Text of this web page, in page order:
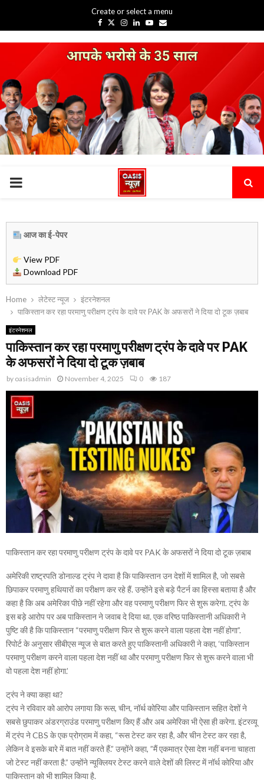
Create or select a menu
Facebook
TwitterInstagram
Linkedin
Youtube
Email
PRIMARY
Home लेटेस्ट न्यूज
इंटरनेशनल
पाकिस्तान कर रहा परमाणु परीक्षण ट्रंप के दावे पर PAK के अफसरों ने दिया दो टूक ज़बाब
इंटरनेशनल
पाकिस्तान कर रहा परमाणु परीक्षण ट्रंप के दावे पर PAK
के अफसरों ने दिया दो टूक ज़बाब
by oasisadmin November 4, 2025 0 187
पाकिस्तान कर रहा परमाणु परीक्षण ट्रंप के दावे पर PAK के अफसरों ने दिया दो टूक ज़बाब
अमेरिकी राष्ट्रपति डोनाल्ड ट्रंप ने दावा है कि पाकिस्तान उन देशों में शामिल है, जो सबसे
छिपाकर परमाणु हथियारों का परीक्षण कर रहे हैं. उन्होंने इसे बड़े पैटर्न का हिस्सा बताया है और
कहा है कि अब अमेरिका पीछे नहीं रहेगा और वह परमाणु परीक्षण फिर से शुरू करेगा. ट्रंप के
इस बड़े आरोप पर अब पाकिस्तान ने जवाब दे दिया था. एक वरिष्ठ पाकिस्तानी अधिकारी ने
पुष्टि की है कि पाकिस्तान “परमाणु परीक्षण फिर से शुरू करने वाला पहला देश नहीं होगा”.
रिपोर्ट के अनुसार सीबीएस न्यूज से बात करते हुए पाकिस्तानी अधिकारी ने कहा, ‘पाकिस्तान
परमाणु परीक्षण करने वाला पहला देश नहीं था और परमाणु परीक्षण फिर से शुरू करने वाला भी
वो पहला देश नहीं होगा.’
ट्रंप ने क्या कहा था?
ट्रंप ने रविवार को आरोप लगाया कि रूस, चीन, नॉर्थ कोरिया और पाकिस्तान सहित देशों ने
सबसे छुपाकर अंडरग्राउंड परमाणु परीक्षण किए हैं और अब अमेरिका भी ऐसा ही करेगा. इंटरव्यू
में ट्रंप ने CBS के एक प्रोग्राम में कहा, “रूस टेस्ट कर रहा है, और चीन टेस्ट कर रहा है,
लेकिन वे इसके बारे में बात नहीं करते हैं.” उन्होंने कहा, ”मैं एकमात्र ऐसा देश नहीं बनना चाहता
जो टेस्ट नहीं करता है.” उन्होंने न्यूक्लियर टेस्ट करने वाले देशों की लिस्ट में नॉर्थ कोरिया और
पाकिस्तान को भी शामिल किया है.
आज का ई-पेपर
View PDF
Download PDF